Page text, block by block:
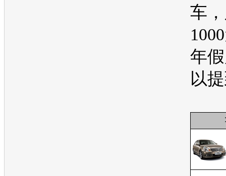
车
年
以